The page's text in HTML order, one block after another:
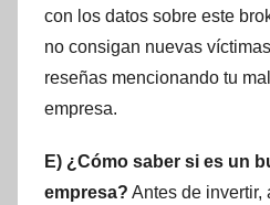
con los datos sobre este
no consigan nuevas
reseñas mencionando tu
empresa.
E) ¿Cómo saber si es un
empresa? Antes de invertir,